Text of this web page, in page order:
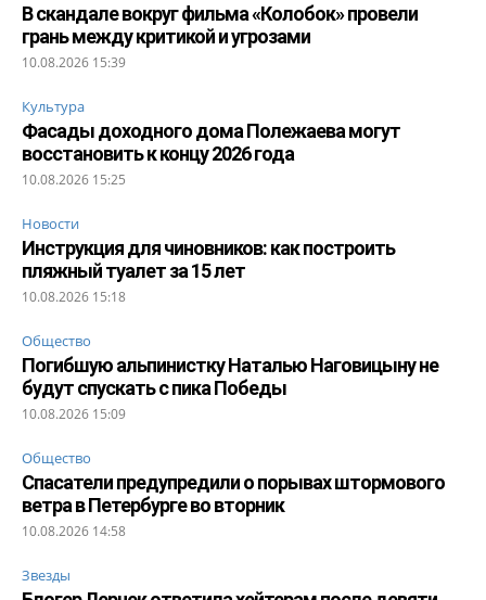
В скандале вокруг фильма «Колобок» провели
грань между критикой и угрозами
10.08.2026 15:39
Культура
Фасады доходного дома Полежаева могут
восстановить к концу 2026 года
10.08.2026 15:25
Новости
Инструкция для чиновников: как построить
пляжный туалет за 15 лет
10.08.2026 15:18
Общество
Погибшую альпинистку Наталью Наговицыну не
будут спускать с пика Победы
10.08.2026 15:09
Общество
Спасатели предупредили о порывах штормового
ветра в Петербурге во вторник
10.08.2026 14:58
Звезды